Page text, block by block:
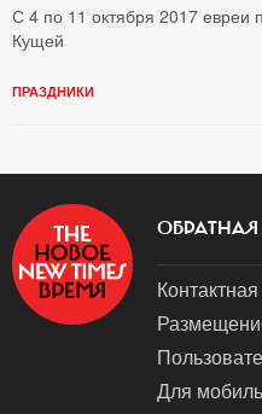
С 4 по 11 октября 2017 евреи
Кущей
ПРАЗДНИКИ
ОБРАТНАЯ
Для